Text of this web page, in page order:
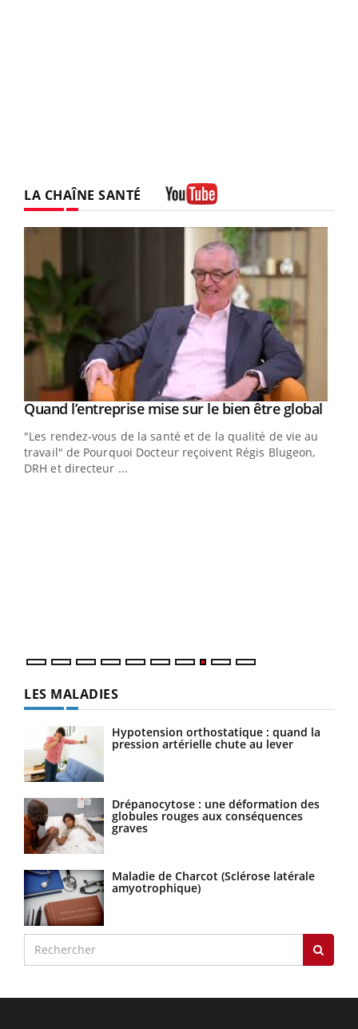
LA CHAÎNE SANTÉ
Youtube
Quand l’entreprise mise sur le bien être global
"Les rendez-vous de la santé et de la qualité de vie au
travail" de Pourquoi Docteur reçoivent Régis Blugeon,
DRH et directeur ...
LES MALADIES
Hypotension orthostatique : quand la
pression artérielle chute au lever
Drépanocytose : une déformation des
globules rouges aux conséquences
graves
Maladie de Charcot (Sclérose latérale
amyotrophique)